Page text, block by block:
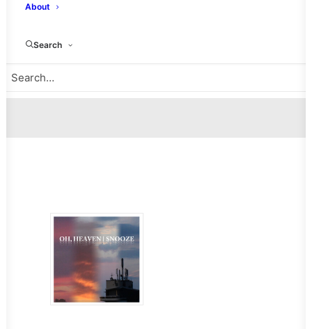
About
Search